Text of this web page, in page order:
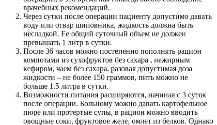
врачебных рекомендаций.
Через сутки после операции пациенту допустимо давать
воду или отвар шиповника, жидкость должна быть
несладкой. Ее общий суточный объем не должен
превышать 1 литр в сутки.
После 36 часов можно постепенно пополнять рацион
компотами из сухофруктов без сахара , нежирным
кефиром, чаем без сахара. разовая допустимая доза
жидкости – не более 150 граммов, пить можно не
больше 1.5 литра в сутки.
Возможности питания расширяются, начиная с 3 суток
после операции. Больному можно давать картофельное
пюре или протертые супы, в рацион можно вводить
овощные соки, фруктовое желе, омлет из белков. Однако